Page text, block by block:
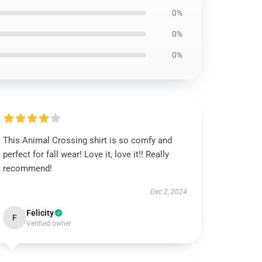
0%
0%
0%
This Animal Crossing shirt is so comfy and
perfect for fall wear! Love it, love it!! Really
recommend!
Dec 2, 2024
F Felicity
Verified owner